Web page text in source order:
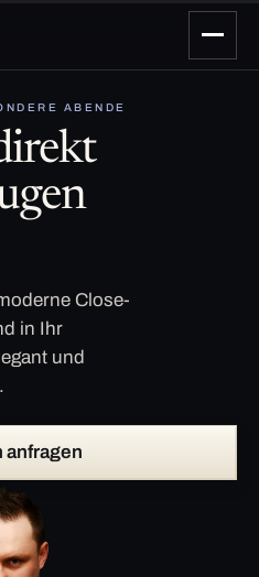
ABENDE
Close-
in Ihr
und
anfragen